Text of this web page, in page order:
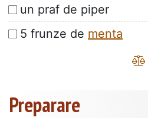
un praf de piper
5 frunze de menta
Preparare